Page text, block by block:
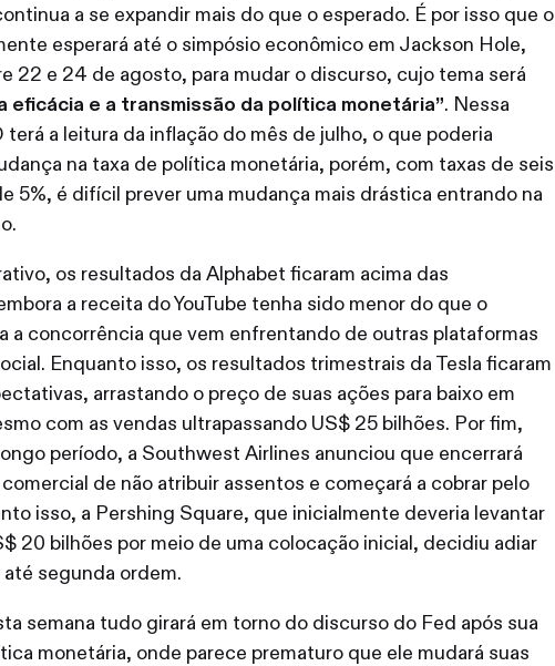
a se expandir mais do que o esperado. É por isso que o
esperará até o simpósio econômico em Jackson Hole,
22 e 24 de agosto, para mudar o discurso, cujo tema será
eficácia e a transmissão da política monetária”. Nessa
terá a leitura da inflação do mês de julho, o que poderia
na taxa de política monetária, porém, com taxas de seis
5%, é difícil prever uma mudança mais drástica entrando na
os resultados da Alphabet ficaram acima das
a receita do YouTube tenha sido menor do que o
a concorrência que vem enfrentando de outras plataformas
Enquanto isso, os resultados trimestrais da Tesla ficaram
arrastando o preço de suas ações para baixo em
com as vendas ultrapassando US$ 25 bilhões. Por fim,
período, a Southwest Airlines anunciou que encerrará
de não atribuir assentos e começará a cobrar pelo
isso, a Pershing Square, que inicialmente deveria levantar
20 bilhões por meio de uma colocação inicial, decidiu adiar
segunda ordem.
semana tudo girará em torno do discurso do Fed após sua
monetária, onde parece prematuro que ele mudará suas